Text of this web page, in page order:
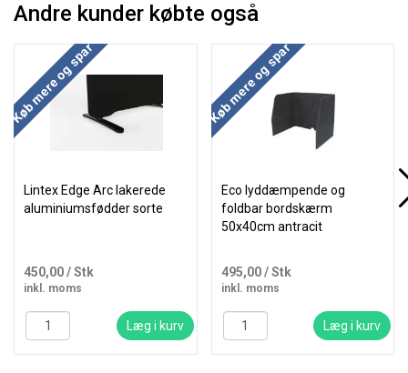
Andre kunder købte også
Køb mere og spar
Lintex Edge Arc lakerede
aluminiumsfødder sorte
450,00/ Stk
inkl. moms
Læg i kurv
Køb mere og spar
Eco lyddæmpende og
foldbar bordskærm
50x40cm antracit
495,00/ Stk
inkl. moms
Læg i kurv